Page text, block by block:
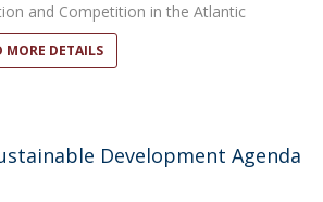
and Competition in the Atlantic
DETAILS
Development Agenda